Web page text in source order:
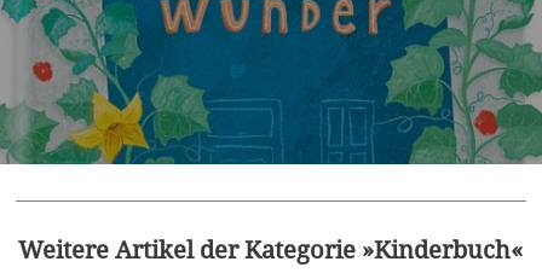
Weitere Artikel der Kategorie »Kinderbuch«